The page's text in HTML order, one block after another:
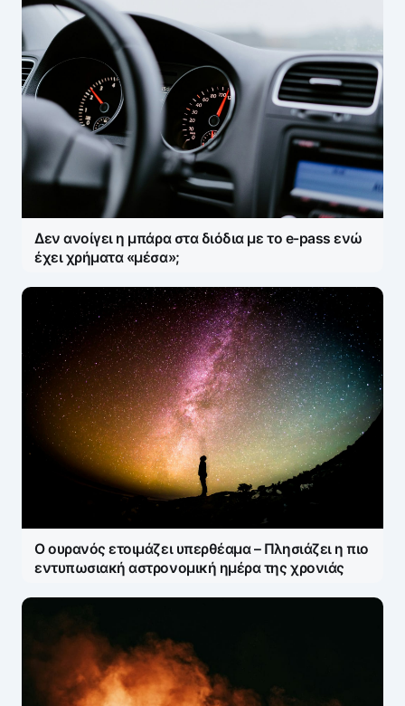
Δεν ανοίγει η μπάρα στα διόδια με το e-pass ενώ
έχει χρήματα «μέσα»;
Ο ουρανός ετοιμάζει υπερθέαμα – Πλησιάζει η πιο
εντυπωσιακή αστρονομική ημέρα της χρονιάς